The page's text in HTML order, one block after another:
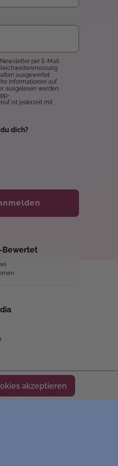
per E-Mail
ausgewertet
Informationen auf
ausgelesen werden.
ist jederzeit mit
dich?
Bewertet
akzeptieren